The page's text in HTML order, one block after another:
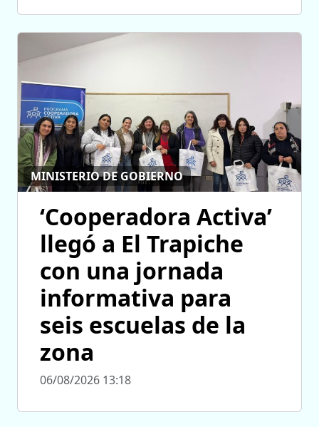
MINISTERIO DE GOBIERNO
‘Cooperadora Activa’
llegó a El Trapiche
con una jornada
informativa para
seis escuelas de la
zona
06/08/2026 13:18